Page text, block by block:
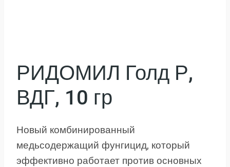
РИДОМИЛ Голд Р,
ВДГ, 10 гр
Новый комбинированный
медьсодержащий фунгицид, который
эффективно работает против основных